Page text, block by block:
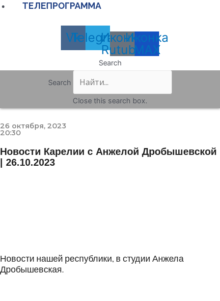
ТЕЛЕПРОГРАММА
Vk
Telegram
Иконка
Rutube
Иконка
MAX
Search
Search
Close this search box.
26 октября, 2023
20:30
Новости Карелии с Анжелой Дробышевской
| 26.10.2023
Новости нашей республики, в студии Анжела
Дробышевская.